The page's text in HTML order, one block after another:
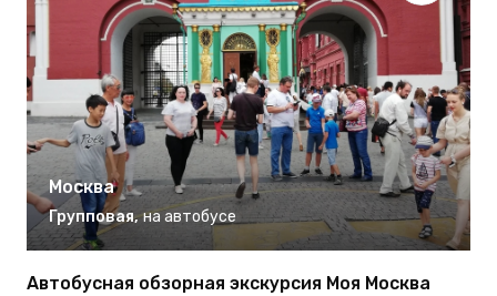
Москва
Групповая, на автобусе
Автобусная обзорная экскурсия Моя Москва